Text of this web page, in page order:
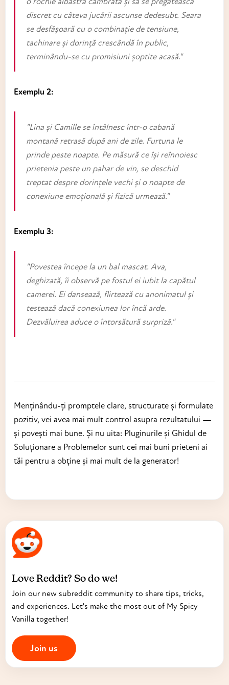
discret cu câteva jucării ascunse dedesubt. Seara
se desfășoară cu o combinație de tensiune,
tachinare și dorință crescândă în public,
terminându-se cu promisiuni șoptite acasă."
Exemplu 2:
"Lina și Camille se întâlnesc într-o cabană
montană retrasă după ani de zile. Furtuna le
prinde peste noapte. Pe măsură ce își reînnoiesc
prietenia peste un pahar de vin, se deschid
treptat despre dorințele vechi și o noapte de
conexiune emoțională și fizică urmează."
Exemplu 3:
"Povestea începe la un bal mascat. Ava,
deghizată, îi observă pe fostul ei iubit la capătul
camerei. Ei dansează, flirtează cu anonimatul și
testează dacă conexiunea lor încă arde.
Dezvăluirea aduce o întorsătură surpriză."
Menținându-ți promptele clare, structurate și formulate
pozitiv, vei avea mai mult control asupra rezultatului —
și povești mai bune. Și nu uita: Pluginurile și Ghidul de
Soluționare a Problemelor sunt cei mai buni prieteni ai
tăi pentru a obține și mai mult de la generator!
Love Reddit? So do we!
Join our new subreddit community to share tips, tricks,
and experiences. Let's make the most out of My Spicy
Vanilla together!
Join us